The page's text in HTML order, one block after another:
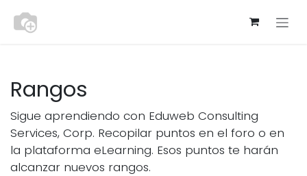
Rangos
Sigue aprendiendo con Eduweb Consulting
Services, Corp. Recopilar puntos en el foro o en
la plataforma eLearning. Esos puntos te harán
alcanzar nuevos rangos.